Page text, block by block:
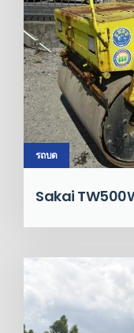
รถบด
Sakai